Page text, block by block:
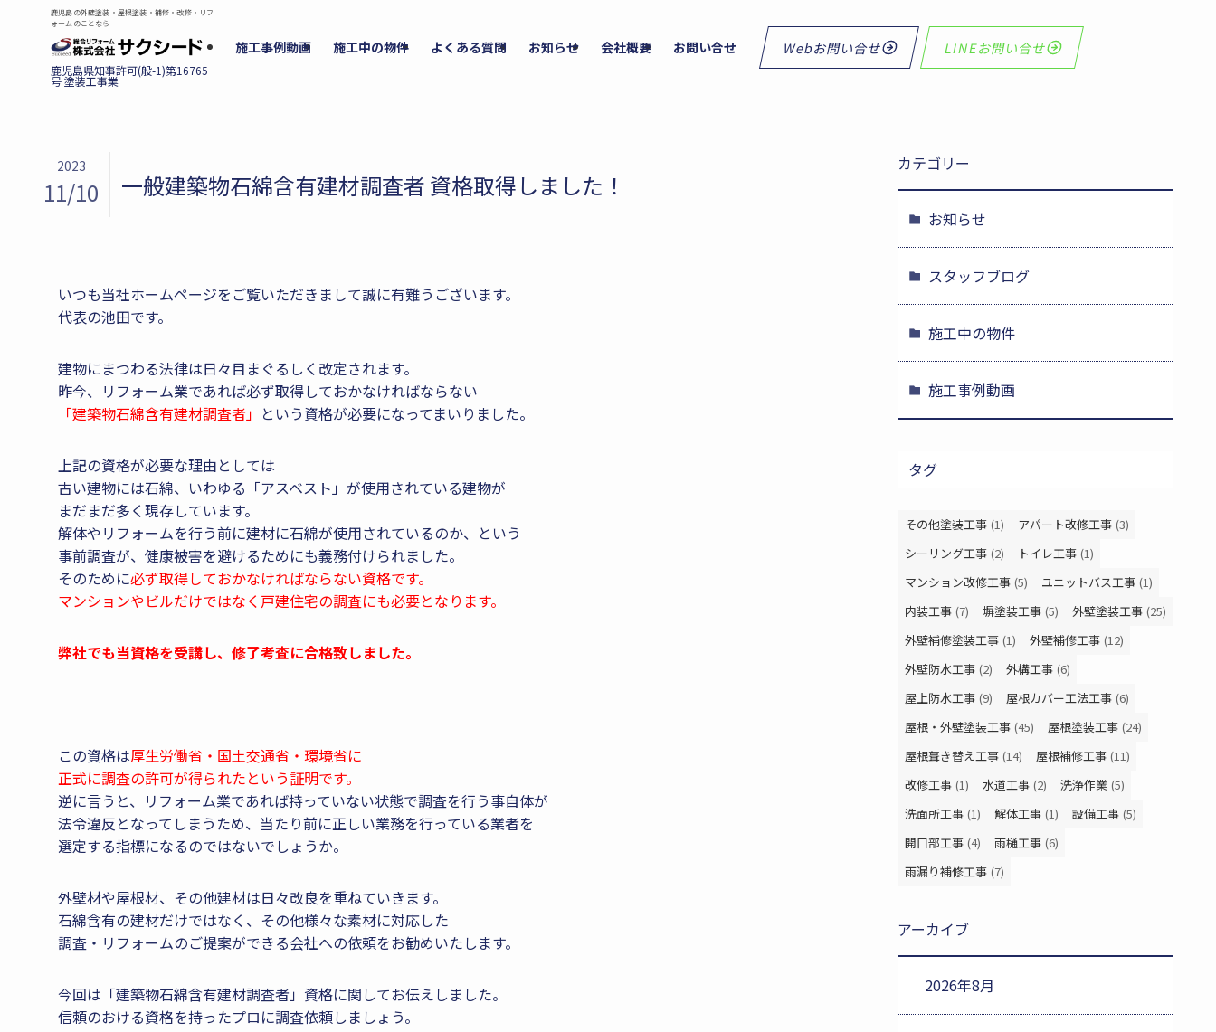
鹿児島の外壁塗装・屋根塗装・補修・改修・リフ
ォームのことなら
施工事例動画 施工中の物件 よくある質問 お知らせ 会社概要 お問い合せ Webお問い合せ LINEお問い合せ
一般建築物石綿含有建材調査者 資格取得しました！
2023
11/10
いつも当社ホームページをご覧いただきまして誠に有難うございます。
代表の池田です。
建物にまつわる法律は日々目まぐるしく改定されます。
昨今、リフォーム業であれば必ず取得しておかなければならない
「建築物石綿含有建材調査者」 という資格が必要になってまいりました。
上記の資格が必要な理由としては
古い建物には石綿、いわゆる「アスベスト」が使用されている建物が
まだまだ多く現存しています。
解体やリフォームを行う前に建材に石綿が使用されているのか、という
事前調査が、健康被害を避けるためにも義務付けられました。
そのために必ず取得しておかなければならない資格です。
マンションやビルだけではなく戸建住宅の調査にも必要となります。
弊社でも当資格を受講し、修了考査に合格致しました。
この資格は厚生労働省・国土交通省・環境省に
正式に調査の許可が得られたという証明です。
逆に言うと、リフォーム業であれば持っていない状態で調査を行う事自体が
法令違反となってしまうため、当たり前に正しい業務を行っている業者を
選定する指標になるのではないでしょうか。
外壁材や屋根材、その他建材は日々改良を重ねていきます。
石綿含有の建材だけではなく、その他様々な素材に対応した
調査・リフォームのご提案ができる会社への依頼をお勧めいたします。
今回は「建築物石綿含有建材調査者」資格に関してお伝えしました。
信頼のおける資格を持ったプロに調査依頼しましょう。
カテゴリー
お知らせ
スタッフブログ
施工中の物件
施工事例動画
タグ
その他塗装工事 (1) アパート改修工事 (3)
シーリング工事 (2) トイレ工事 (1)
マンション改修工事 (5) ユニットバス工事 (1)
内装工事 (7) 塀塗装工事 (5) 外壁塗装工事 (25)
外壁補修塗装工事 (1) 外壁補修工事 (12)
外壁防水工事 (2) 外構工事 (6)
屋上防水工事 (9) 屋根カバー工法工事 (6)
屋根・外壁塗装工事 (45) 屋根塗装工事 (24)
屋根葺き替え工事 (14) 屋根補修工事 (11)
改修工事 (1) 水道工事 (2) 洗浄作業 (5)
洗面所工事 (1) 解体工事 (1) 設備工事 (5)
開口部工事 (4) 雨樋工事 (6)
雨漏り補修工事 (7)
アーカイブ
2026年8月